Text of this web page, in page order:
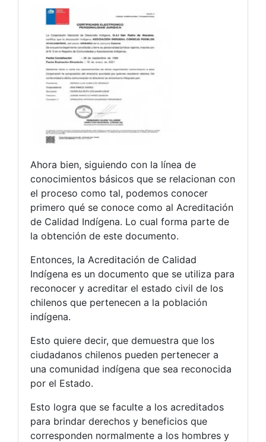
Ahora bien, siguiendo con la línea de
conocimientos básicos que se relacionan con
el proceso como tal, podemos conocer
primero qué se conoce como al Acreditación
de Calidad Indígena. Lo cual forma parte de
la obtención de este documento.
Entonces, la Acreditación de Calidad
Indígena es un documento que se utiliza para
reconocer y acreditar el estado civil de los
chilenos que pertenecen a la población
indígena.
Esto quiere decir, que demuestra que los
ciudadanos chilenos pueden pertenecer a
una comunidad indígena que sea reconocida
por el Estado.
Esto logra que se faculte a los acreditados
para brindar derechos y beneficios que
corresponden normalmente a los hombres y